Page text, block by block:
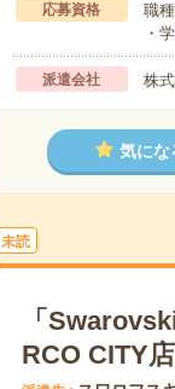
応募資格
職
・
派遣会社 株
気にな
未読
「
RCO CITY店